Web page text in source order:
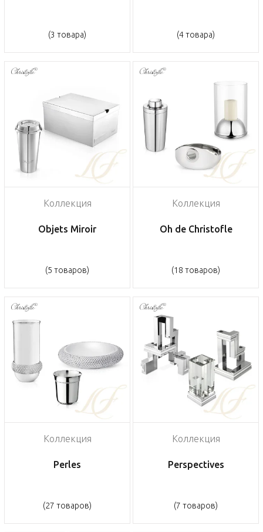
(3 товара) (4 товара)
Коллекция
Objets Miroir
(5 товаров)
Коллекция
Oh de Christofle
(18 товаров)
Коллекция
Perles
(27 товаров)
Коллекция
Perspectives
(7 товаров)